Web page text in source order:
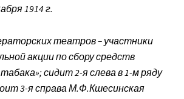
1914 г.
театров – участники
акции по сбору средств
сидит 2-я слева в 1-м ряду
3-я справа М.Ф.Кшесинская